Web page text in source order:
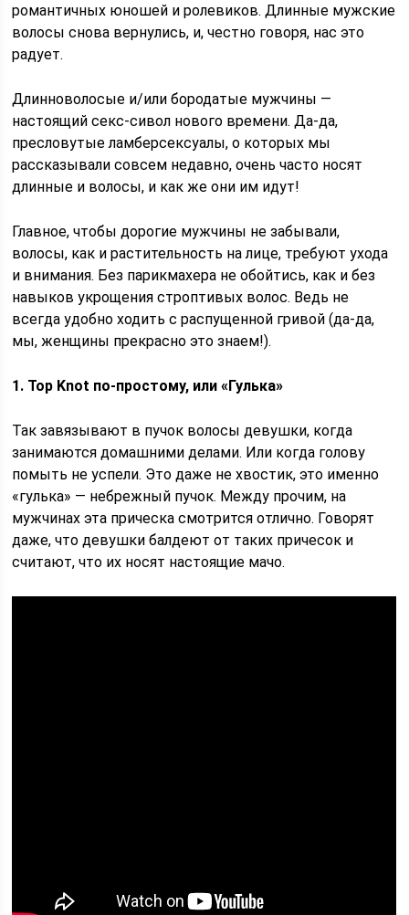
романтичных юношей и ролевиков. Длинные мужские
волосы снова вернулись, и, честно говоря, нас это
радует.
Длинноволосые и/или бородатые мужчины —
настоящий секс-сивол нового времени. Да-да,
пресловутые ламберсексуалы, о которых мы
рассказывали совсем недавно, очень часто носят
длинные и волосы, и как же они им идут!
Главное, чтобы дорогие мужчины не забывали,
волосы, как и растительность на лице, требуют ухода
и внимания. Без парикмахера не обойтись, как и без
навыков укрощения строптивых волос. Ведь не
всегда удобно ходить с распущенной гривой (да-да,
мы, женщины прекрасно это знаем!).
1. Top Knot по-простому, или «Гулька»
Так завязывают в пучок волосы девушки, когда
занимаются домашними делами. Или когда голову
помыть не успели. Это даже не хвостик, это именно
«гулька» — небрежный пучок. Между прочим, на
мужчинах эта прическа смотрится отлично. Говорят
даже, что девушки балдеют от таких причесок и
считают, что их носят настоящие мачо.